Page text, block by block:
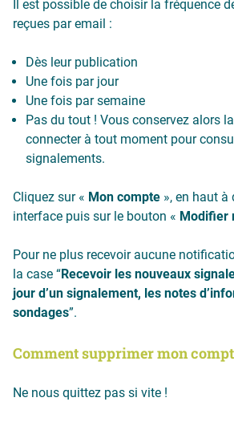
Il est possible de choisir la fréquence
reçues par email :
Dès leur publication
Une fois par jour
Une fois par semaine
Pas du tout ! Vous conservez alors
connecter à tout moment pour
signalements.
Cliquez sur « Mon compte », en haut à
interface puis sur le bouton « Modifier
Pour ne plus recevoir aucune
la case “Recevoir les nouveaux
jour d’un signalement, les notes
sondages”.
Comment supprimer mon
Ne nous quittez pas si vite !